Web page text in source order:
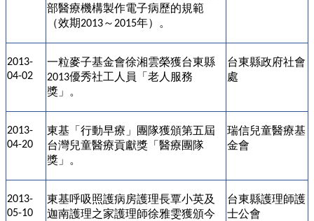
部醫療機構製作電子病歷的規範
（效期2013～2015年）。
2013-
04-02
一粒麥子基金會徐湘雲榮獲台東縣
2013優秀社工人員「老人服務
獎」。
台東縣政府社會
處
2013-
04-20
東基「行動早療」團隊獲頒第五屆
台灣兒童醫療貢獻獎「醫療團隊
獎」。
瑞信兒童醫療基
金會
2013-
05-10
東基呼吸照護病房護理長覃小英及
迦南護理之家護理師徐雅雯獲頒今
台東縣護理師護
士公會